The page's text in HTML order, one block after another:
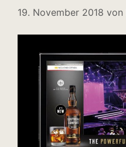
19. November 2018 von